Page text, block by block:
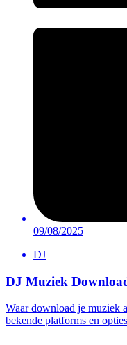
09/08/2025
DJ
DJ Muziek
Waar download je muziek
bekende platforms en